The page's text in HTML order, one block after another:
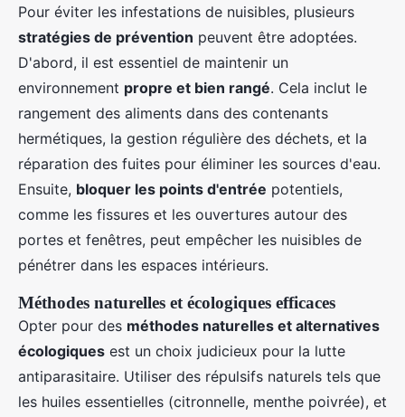
Pour éviter les infestations de nuisibles, plusieurs
stratégies de prévention peuvent être adoptées.
D'abord, il est essentiel de maintenir un
environnement propre et bien rangé. Cela inclut le
rangement des aliments dans des contenants
hermétiques, la gestion régulière des déchets, et la
réparation des fuites pour éliminer les sources d'eau.
Ensuite, bloquer les points d'entrée potentiels,
comme les fissures et les ouvertures autour des
portes et fenêtres, peut empêcher les nuisibles de
pénétrer dans les espaces intérieurs.
Méthodes naturelles et écologiques efficaces
Opter pour des méthodes naturelles et alternatives
écologiques est un choix judicieux pour la lutte
antiparasitaire. Utiliser des répulsifs naturels tels que
les huiles essentielles (citronnelle, menthe poivrée), et